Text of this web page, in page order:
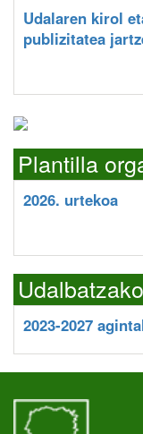
Udalaren kirol
publizitatea
Plantilla
2026. urtekoa
2023-2027